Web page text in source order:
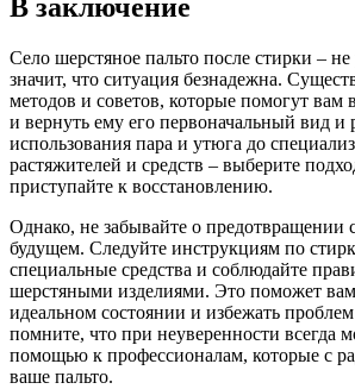
В заключение
Село шерстяное пальто после стирки – не
значит, что ситуация безнадежна.
методов и советов, которые помогут вам
и вернуть ему его первоначальный вид и
использования пара и утюга до
растяжителей и средств – выберите
приступайте к восстановлению.
Однако, не забывайте о предотвращении
будущем. Следуйте инструкциям по
специальные средства и соблюдайте
шерстяными изделиями. Это поможет вам
идеальном состоянии и избежать
помните, что при неуверенности всегда
помощью к профессионалам, которые с
ваше пальто.